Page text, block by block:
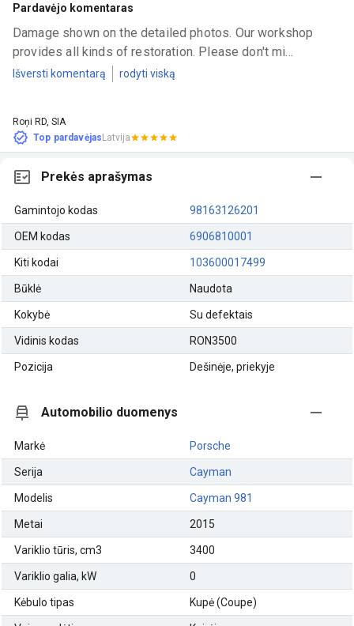
Pardavėjo komentaras
Damage shown on the detailed photos. Our workshop
provides all kinds of restoration. Please don't mi...
Išversti komentarą rodyti viską
Roņi RD, SIA
Top pardavėjasLatvija
Prekės aprašymas
Gamintojo kodas 98163126201
OEM kodas 6906810001
Kiti kodai 103600017499
Būklė Naudota
Kokybė Su defektais
Vidinis kodas RON3500
Pozicija Dešinėje, priekyje
Automobilio duomenys
Markė Porsche
Serija Cayman
Modelis Cayman 981
Metai 2015
Variklio tūris, cm3 3400
Variklio galia, kW 0
Kėbulo tipas Kupė (Coupe)